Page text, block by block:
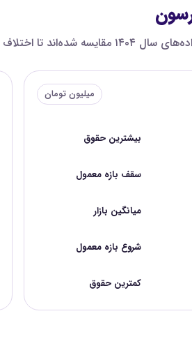
و به میلیون تومان هستند.
میلیون تومان
بیشترین حقوق
سقف بازه معمول
میانگین بازار
شروع بازه معمول
کمترین حقوق